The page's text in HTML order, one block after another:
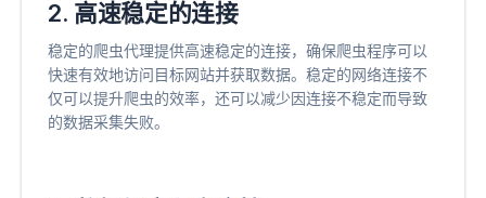
2. 高速稳定的连接
稳定的爬虫代理提供高速稳定的连接，确保爬虫程序可以
快速有效地访问目标网站并获取数据。稳定的网络连接不
仅可以提升爬虫的效率，还可以减少因连接不稳定而导致
的数据采集失败。